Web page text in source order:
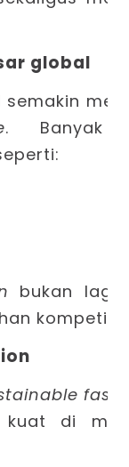
global
.
bukan lagi
kompetitif.
kuat di